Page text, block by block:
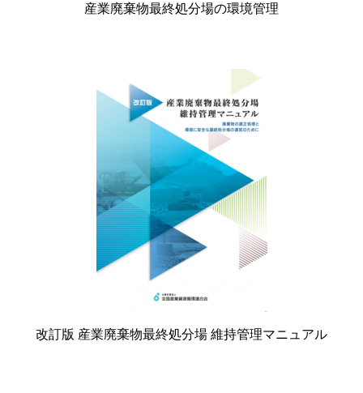
産業廃棄物最終処分場の環境管理
改訂版 産業廃棄物最終処分場 維持管理マニュアル